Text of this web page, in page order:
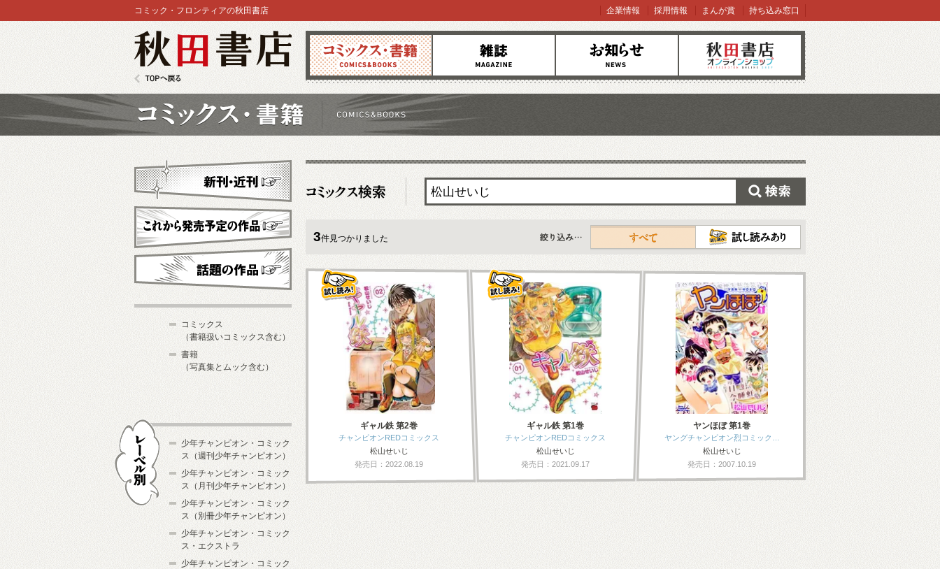
コミックス 雑誌 お知らせ オンラインショップ
コミック・フロンティアの秋田書店 企業情報 採用情報 まんが賞 持ち込み窓口
3件見つかりました
すべて
ギャル鉄 第2巻
チャンピオンREDコミックス
松山せいじ
発売日：2022.08.19
ギャル鉄 第1巻
チャンピオンREDコミックス
松山せいじ
発売日：2021.09.17
ヤンほぼ 第1巻
ヤングチャンピオン烈コミック…
松山せいじ
発売日：2007.10.19
新刊・近刊
これから発売予定
コミックス
（書籍扱いコミックス含む）
書籍
（写真集とムック含む）
少年チャンピオン・コミック
ス（週刊少年チャンピオン）
少年チャンピオン・コミック
ス（月刊少年チャンピオン）
少年チャンピオン・コミック
ス（別冊少年チャンピオン）
少年チャンピオン・コミック
ス・エクストラ
少年チャンピオン・コミック